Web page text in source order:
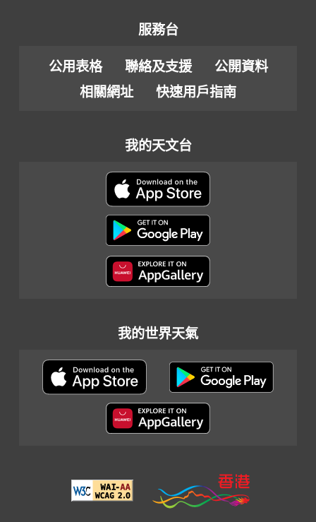
服務台
公用表格 聯絡及支援
公開資料
相關網址
快速用戶指南
我的天文台
我的世界天氣